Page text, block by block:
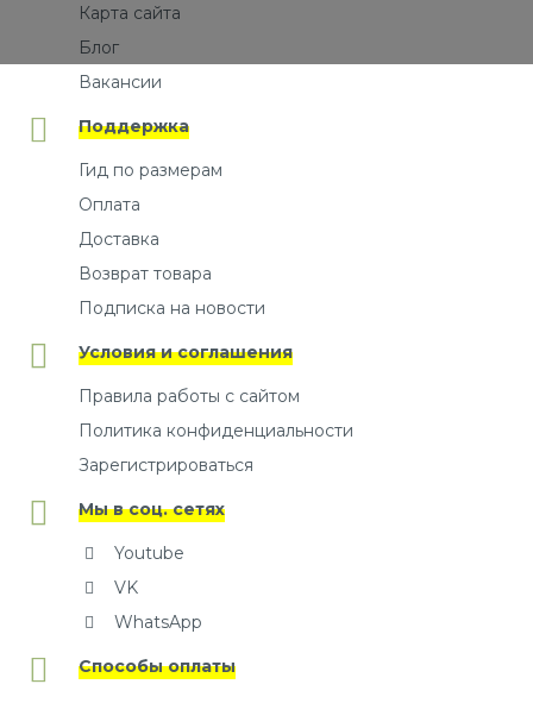
Карта сайта
Блог
Вакансии
Поддержка
Гид по размерам
Оплата
Доставка
Возврат товара
Подписка на новости
Условия и соглашения
Правила работы с сайтом
Политика конфиденциальности
Зарегистрироваться
Мы в соц. сетях
Youtube
VK
WhatsApp
Способы оплаты